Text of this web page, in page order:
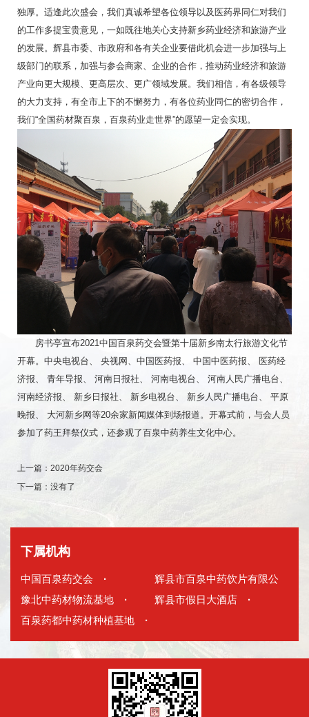
独厚。适逢此次盛会，我们真诚希望各位领导以及医药界同仁对我们
的工作多提宝贵意见，一如既往地关心支持新乡药业经济和旅游产业
的发展。辉县市委、市政府和各有关企业要借此机会进一步加强与上
级部门的联系，加强与参会商家、企业的合作，推动药业经济和旅游
产业向更大规模、更高层次、更广领域发展。我们相信，有各级领导
的大力支持，有全市上下的不懈努力，有各位药业同仁的密切合作，
我们“全国药材聚百泉，百泉药业走世界”的愿望一定会实现。
房书亭宣布2021中国百泉药交会暨第十届新乡南太行旅游文化节
开幕。中央电视台、 央视网、中国医药报、 中国中医药报、 医药经
济报、 青年导报、 河南日报社、 河南电视台、 河南人民广播电台、
河南经济报、 新乡日报社、 新乡电视台、 新乡人民广播电台、 平原
晚报、 大河新乡网等20余家新闻媒体到场报道。开幕式前，与会人员
参加了药王拜祭仪式，还参观了百泉中药养生文化中心。
上一篇： 2020年药交会
下一篇： 没有了
下属机构
中国百泉药交会 ·
辉县市百泉中药饮片有限公
司
·
豫北中药材物流基地 · 辉县市假日大酒店
·
百泉药都中药材种植基地
·